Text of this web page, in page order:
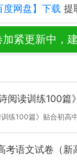
度网盘】下载 提
紧更新中，
阅读训练100篇
训练100篇》贴合初高
语文试卷（新